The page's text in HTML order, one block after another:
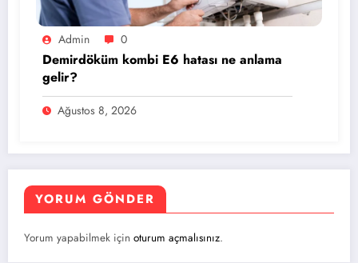
Admin 0
Demirdöküm kombi E6 hatası ne anlama
gelir?
Ağustos 8, 2026
YORUM GÖNDER
Yorum yapabilmek için oturum açmalısınız.